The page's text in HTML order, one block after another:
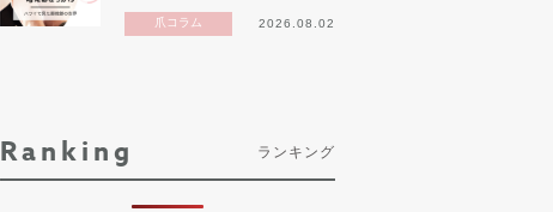
爪コラム 2026.08.02
Ranking ランキング